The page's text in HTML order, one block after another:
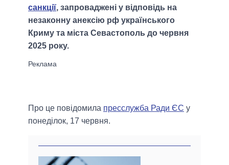
санкції, запроваджені у відповідь на
незаконну анексію рф українського
Криму та міста Севастополь до червня
2025 року.
Про це повідомила пресслужба Ради ЄС у
понеділок, 17 червня.